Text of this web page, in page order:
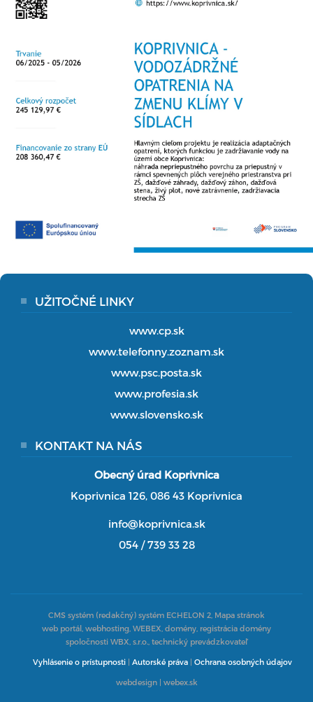
UŽITOČNÉ LINKY
www.cp.sk
www.telefonny.zoznam.sk
www.psc.posta.sk
www.profesia.sk
www.slovensko.sk
KONTAKT NA NÁS
Obecný úrad Koprivnica
Koprivnica 126, 086 43 Koprivnica
info@koprivnica.sk
054 / 739 33 28
CMS systém (redakčný) systém ECHELON 2, Mapa stránok
web portál, webhosting, WEBEX, domény, registrácia domény
spoločnosti WBX, s.r.o., technický prevádzkovateľ
Vyhlásenie o prístupnosti | Autorské práva | Ochrana osobných údajov
webdesign| webex.sk